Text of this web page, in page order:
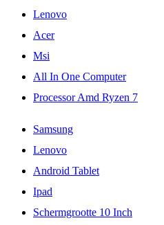
Lenovo
Acer
Msi
All In One Computer
Processor Amd Ryzen 7
Samsung
Lenovo
Android Tablet
Ipad
Schermgrootte 10 Inch